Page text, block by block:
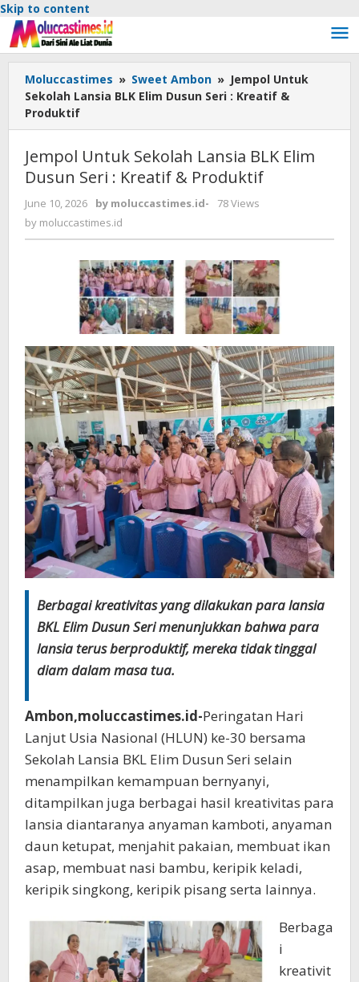
Skip to content
Moluccastimes » Sweet Ambon » Jempol Untuk
Sekolah Lansia BLK Elim Dusun Seri : Kreatif &
Produktif
Jempol Untuk Sekolah Lansia BLK Elim
Dusun Seri : Kreatif & Produktif
June 10, 2026 by moluccastimes.id-
78 Views
by moluccastimes.id
Berbagai kreativitas yang dilakukan para lansia
BKL Elim Dusun Seri menunjukkan bahwa para
lansia terus berproduktif, mereka tidak tinggal
diam dalam masa tua.
Ambon,moluccastimes.id-Peringatan Hari
Lanjut Usia Nasional (HLUN) ke-30 bersama
Sekolah Lansia BKL Elim Dusun Seri selain
menampilkan kemampuan bernyanyi,
ditampilkan juga berbagai hasil kreativitas para
lansia diantaranya anyaman kamboti, anyaman
daun ketupat, menjahit pakaian, membuat ikan
asap, membuat nasi bambu, keripik keladi,
keripik singkong, keripik pisang serta lainnya.
Berbaga
i
kreativit